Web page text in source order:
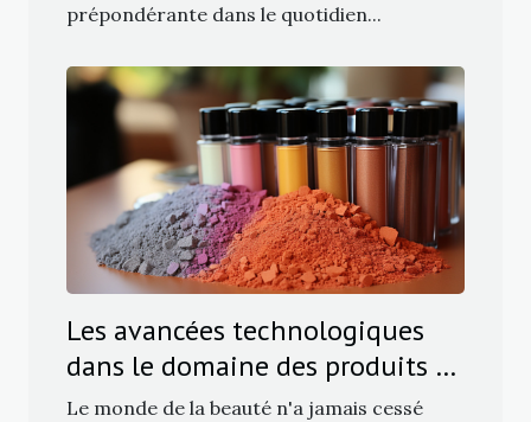
prépondérante dans le quotidien...
Les avancées technologiques
dans le domaine des produits de
maquillage
Le monde de la beauté n'a jamais cessé